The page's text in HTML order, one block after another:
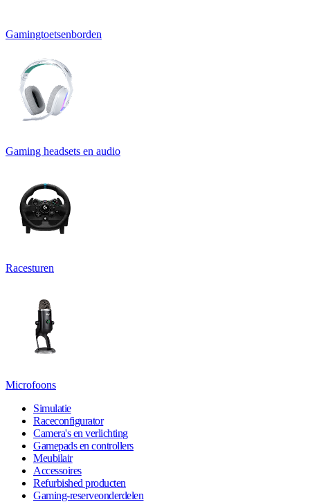
Gamingtoetsenborden
Gaming headsets en audio
Racesturen
Microfoons
Simulatie
Raceconfigurator
Camera's en verlichting
Gamepads en controllers
Meubilair
Accessoires
Refurbished producten
Gaming-reserveonderdelen